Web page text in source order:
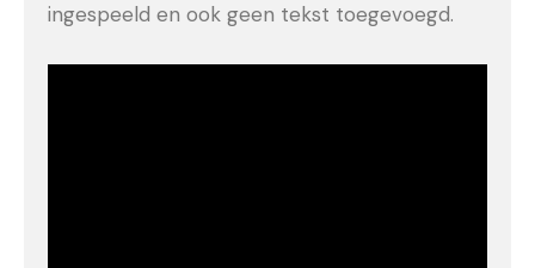
ingespeeld en ook geen tekst toegevoegd.